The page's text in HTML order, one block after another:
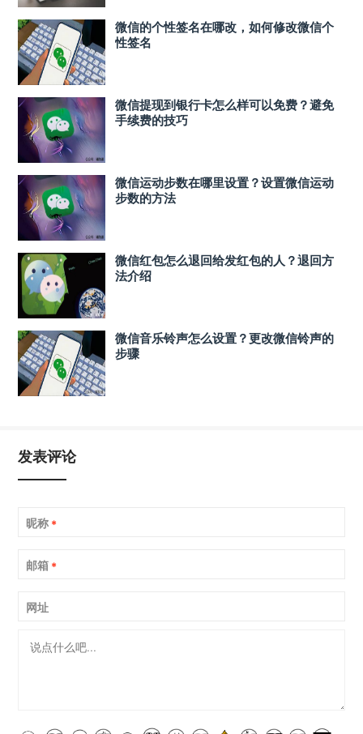
微信的个性签名在哪改，如何修改微信个
性签名
微信提现到银行卡怎么样可以免费？避免
手续费的技巧
微信运动步数在哪里设置？设置微信运动
步数的方法
微信红包怎么退回给发红包的人？退回方
法介绍
微信音乐铃声怎么设置？更改微信铃声的
步骤
发表评论
昵称 *
邮箱 *
网址